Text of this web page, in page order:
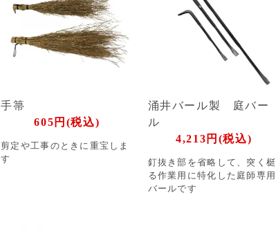
手箒
605円(税込)
剪定や工事のときに重宝しま
す
涌井バール製 庭バー
ル
4,213円(税込)
釘抜き部を省略して、突く梃
る作業用に特化した庭師専用
バールです